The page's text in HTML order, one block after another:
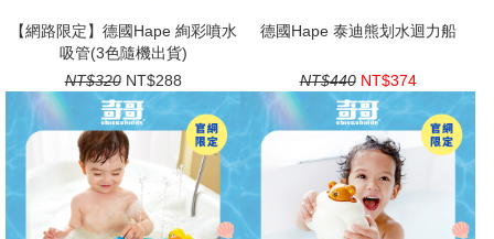
【網路限定】德國Hape 絢彩噴水
吸管(3色隨機出貨)
NT$320 NT$288
德國Hape 泰迪熊划水迴力船
NT$440 NT$374